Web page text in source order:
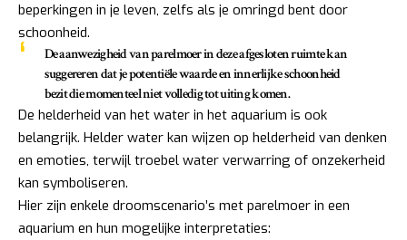
beperkingen in je leven, zelfs als je omringd bent door
schoonheid.
De aanwezigheid van parelmoer in deze afgesloten ruimte kan
suggereren dat jepotentiële waarde en innerlijke schoonheid
bezit die momenteel niet volledig tot uiting komen.
De helderheid van het water in het aquarium is ook
belangrijk. Helder water kan wijzen op helderheid van denken
en emoties, terwijl troebel water verwarring of onzekerheid
kan symboliseren.
Hier zijn enkele droomscenario’s met parelmoer in een
aquarium en hun mogelijke interpretaties: